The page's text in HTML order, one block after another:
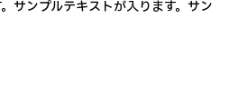
サンプルテキストが入ります。サン